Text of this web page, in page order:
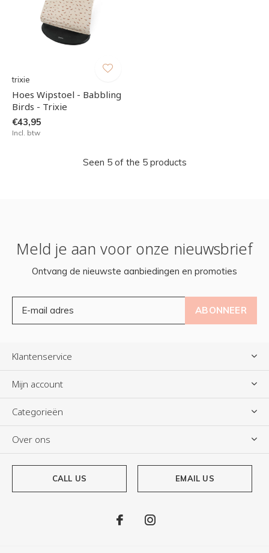
trixie
Hoes Wipstoel - Babbling
Birds - Trixie
€43,95
Incl. btw
Seen 5 of the 5 products
Meld je aan voor onze nieuwsbrief
Ontvang de nieuwste aanbiedingen en promoties
ABONNEER
Klantenservice
Mijn account
Categorieën
Over ons
CALL US EMAIL US